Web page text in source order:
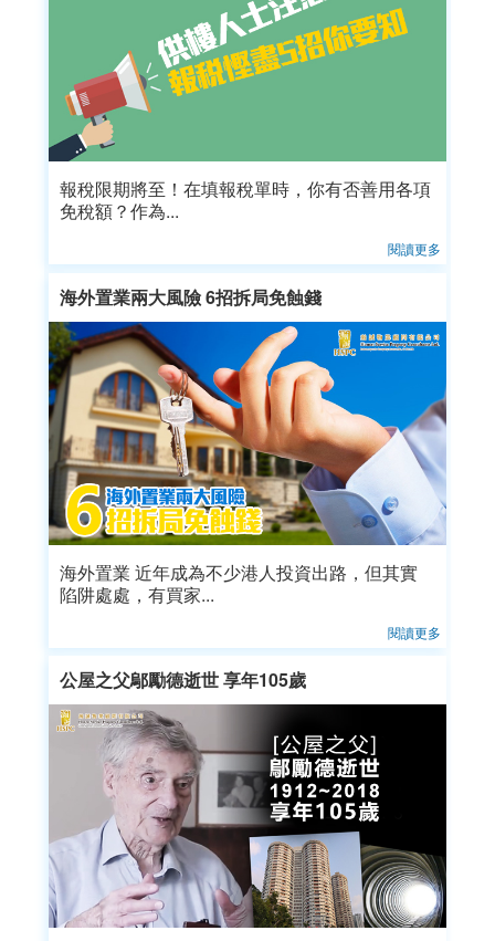
報稅限期將至！在填報稅單時，你有否善用各項
免稅額？作為...
閱讀更多
海外置業兩大風險 6招拆局免蝕錢
海外置業 近年成為不少港人投資出路，但其實
陷阱處處，有買家...
閱讀更多
公屋之父鄔勵德逝世 享年105歲